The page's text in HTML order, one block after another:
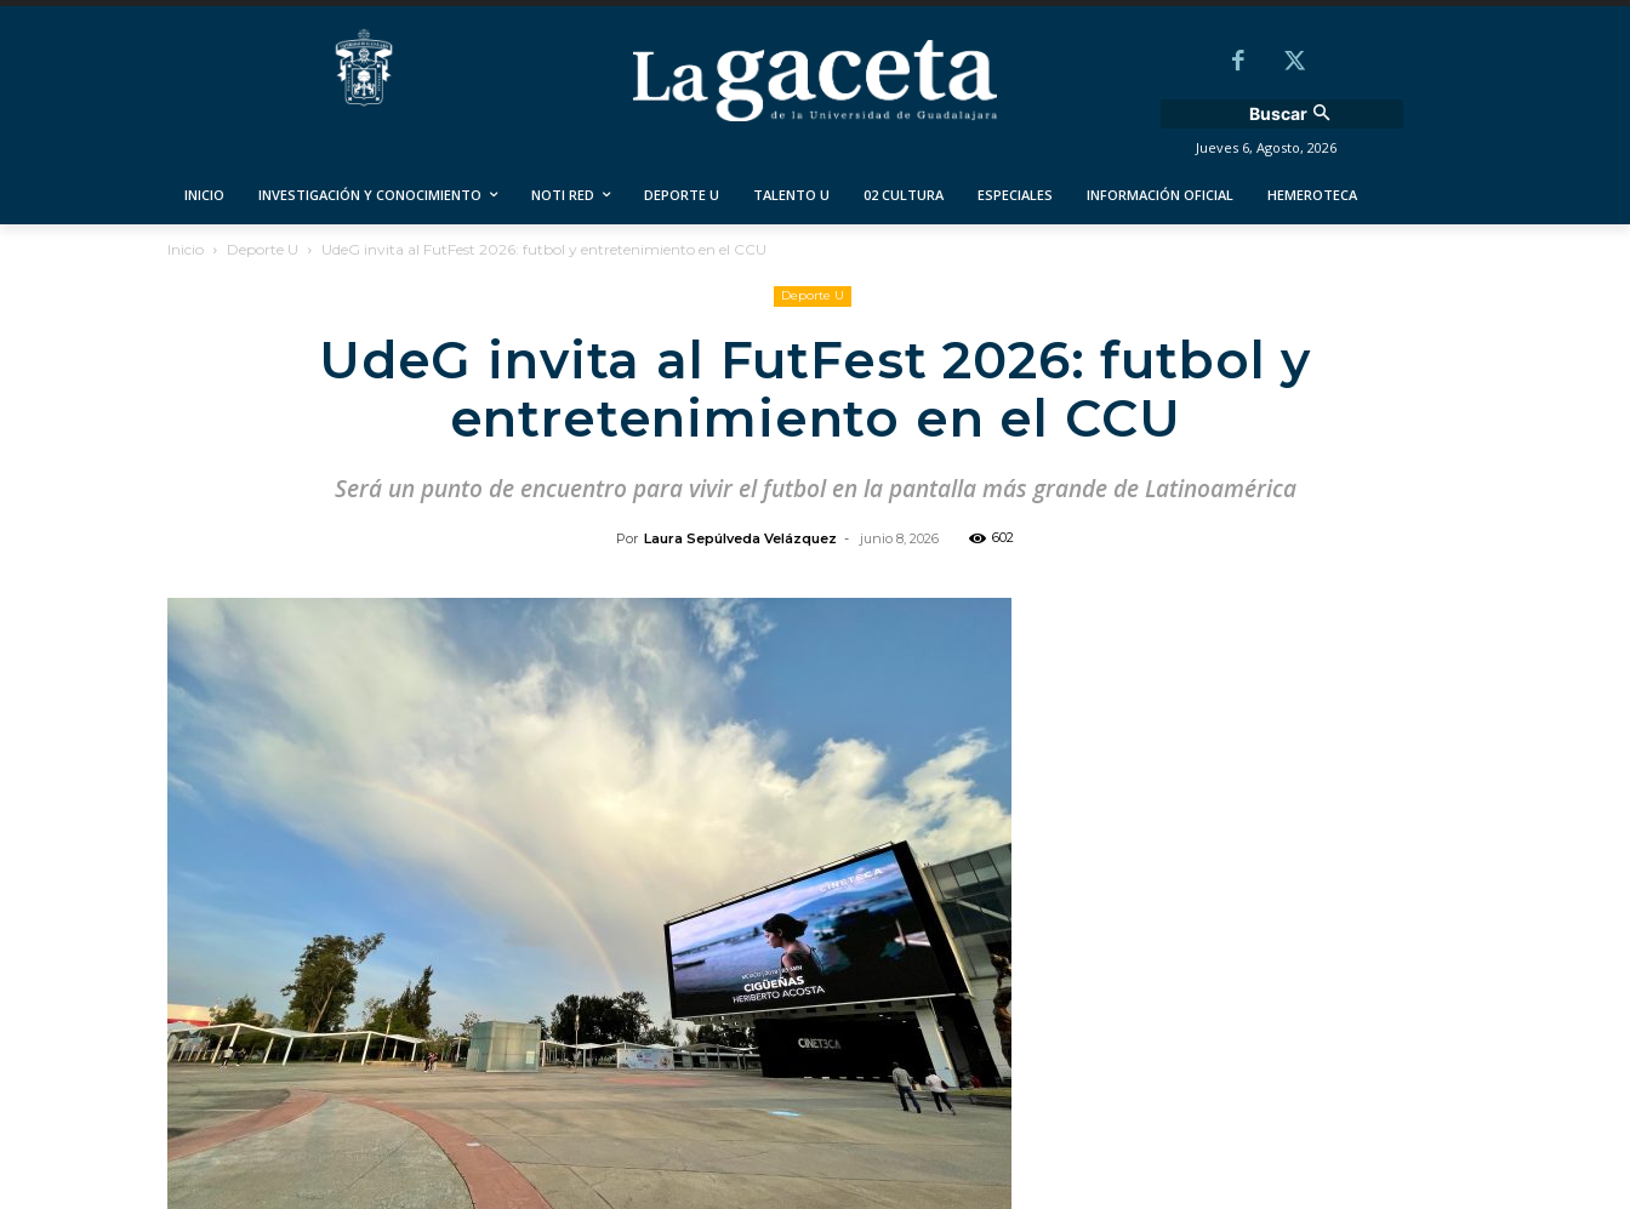
Buscar
Jueves 6, Agosto, 2026
INICIO INVESTIGACIÓN Y CONOCIMIENTO NOTI RED DEPORTE U TALENTO U 02 CULTURA ESPECIALES INFORMACIÓN OFICIAL HEMEROTECA
Inicio Deporte U UdeG invita al FutFest 2026: futbol y entretenimiento en el CCU
Deporte U
UdeG invita al FutFest 2026: futbol y
entretenimiento en el CCU
Será un punto de encuentro para vivir el futbol en la pantalla más grande de Latinoamérica
Por Laura Sepúlveda Velázquez - junio 8, 2026 602